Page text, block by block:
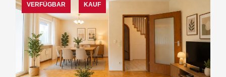
VERFÜGBAR KAUF